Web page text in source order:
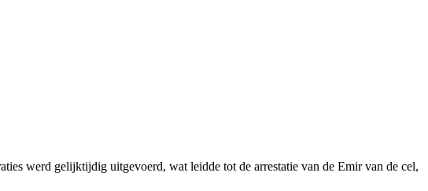
werd gelijktijdig uitgevoerd, wat leidde tot de arrestatie van de Emir van de cel,